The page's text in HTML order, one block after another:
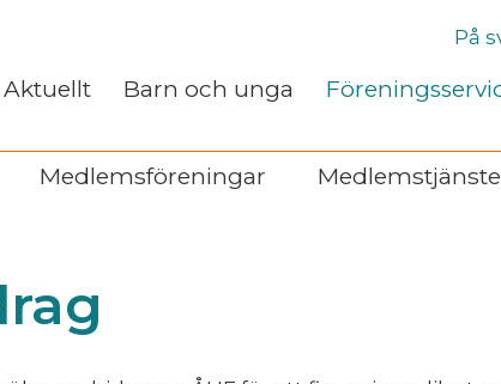
På
Aktuellt Barn och unga
Medlemsföreningar